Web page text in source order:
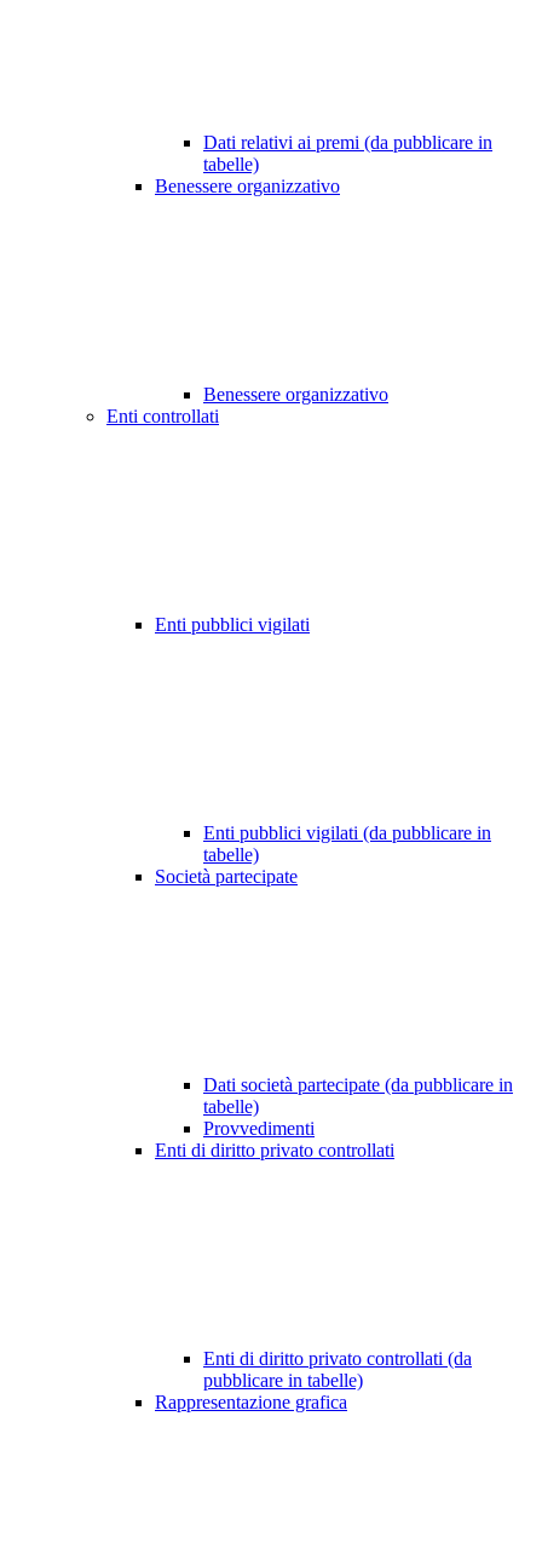
Dati relativi ai premi (da pubblicare in
tabelle)
Benessere organizzativo
Benessere organizzativo
Enti controllati
Enti pubblici vigilati
Enti pubblici vigilati (da pubblicare in
tabelle)
Società partecipate
Dati società partecipate (da pubblicare in
tabelle)
Provvedimenti
Enti di diritto privato controllati
Enti di diritto privato controllati (da
pubblicare in tabelle)
Rappresentazione grafica